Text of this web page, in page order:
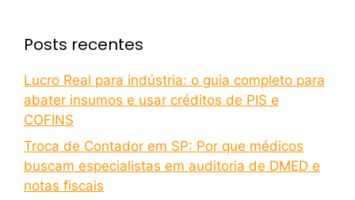
Posts recentes
Lucro Real para indústria: o guia completo para
abater insumos e usar créditos de PIS e
COFINS
Troca de Contador em SP: Por que médicos
buscam especialistas em auditoria de DMED e
notas fiscais